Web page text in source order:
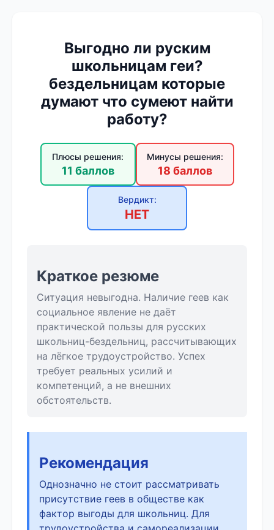
Выгодно ли руским
школьницам геи?
бездельницам которые
думают что сумеют найти
работу?
Плюсы решения:
11 баллов
Минусы решения:
18 баллов
Вердикт:
НЕТ
Краткое резюме
Ситуация невыгодна. Наличие геев как
социальное явление не даёт
практической пользы для русских
школьниц-бездельниц, рассчитывающих
на лёгкое трудоустройство. Успех
требует реальных усилий и
компетенций, а не внешних
обстоятельств.
Рекомендация
Однозначно не стоит рассматривать
присутствие геев в обществе как
фактор выгоды для школьниц. Для